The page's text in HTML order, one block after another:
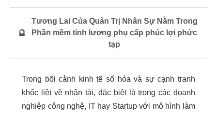
🔮
Tương Lai Của Quản Trị Nhân Sự Nằm Trong
Phần mềm tính lương phụ cấp phúc lợi phức
tạp
Trong bối cảnh kinh tế số hóa và sự cạnh tranh
khốc liệt về nhân tài, đặc biệt là trong các doanh
nghiệp công nghệ, IT hay Startup với mô hình làm